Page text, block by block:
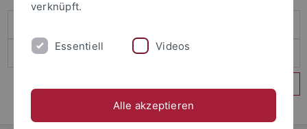
verknüpft.
Essentiell Videos
Alle akzeptieren